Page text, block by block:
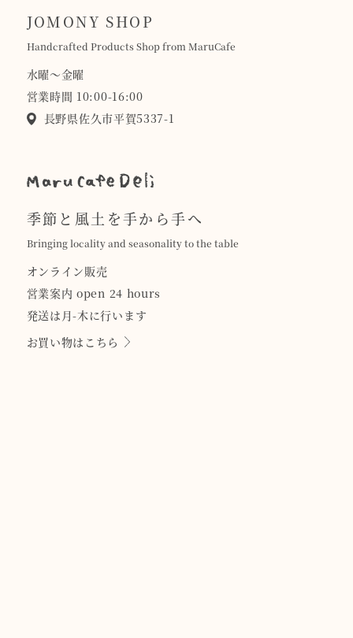
JOMONY SHOP
Handcrafted Products Shop from MaruCafe
水曜〜金曜
営業時間 10:00-16:00
長野県佐久市平賀5337-1
季節と風土を手から手へ
Bringing locality and seasonality to the table
オンライン販売
営業案内 open 24 hours
発送は月-木に行います
お買い物はこちら